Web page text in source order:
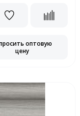
оптовую
цену